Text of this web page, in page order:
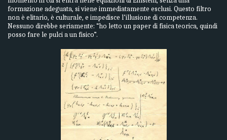
formazione adeguata, si viene immediatamente esclusi. Questo filtro
non è elitario, è culturale, e impedisce l’illusione di competenza.
Nessuno direbbe seriamente: “ho letto un paper di fisica teorica, quindi
posso fare le pulci a un fisico”.